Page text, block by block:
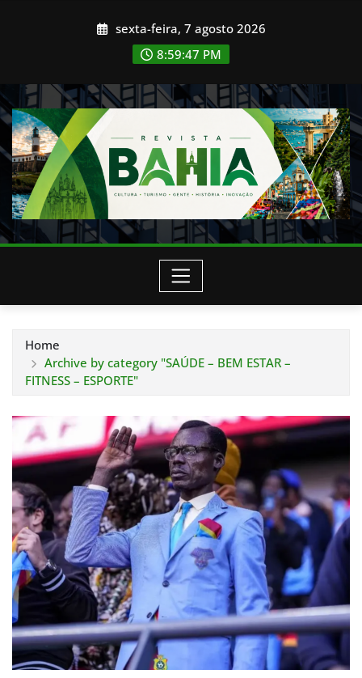
sexta-feira, 7 agosto 2026
8:59:49 PM
Home
Archive by category "SAÚDE – BEM ESTAR –
FITNESS – ESPORTE"